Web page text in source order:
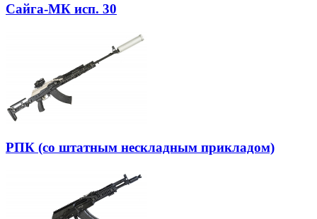
Сайга-МК исп. 30
РПК (со штатным нескладным прикладом)